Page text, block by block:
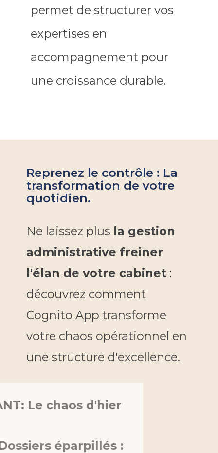
permet de structurer vos
expertises en
accompagnement pour
une croissance durable.
Reprenez le contrôle : La
transformation de votre
quotidien.
Ne laissez plus la gestion
administrative freiner
l'élan de votre cabinet :
découvrez comment
Cognito App transforme
votre chaos opérationnel en
une structure d'excellence.
AVANT: Le chaos d'hier
Dossiers éparpillés :